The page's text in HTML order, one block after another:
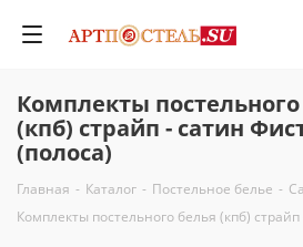
Комплекты
(кпб) страйп - сатин
(полоса)
Главная - Каталог - Постельное белье -
Комплекты постельного белья (кпб)